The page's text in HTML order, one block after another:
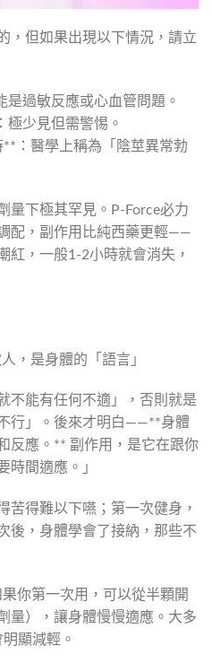
，但如果出現以下情況，請立
過敏反應或心血管問題。
少見但需警惕。
：醫學上稱為「陰莖異常勃
量下極其罕見。P-Force必力
配，副作用比純西藥更輕——
紅，一般1-2小時就會消失，
，是身體的「語言」
不能有任何不適」，否則就是
行」。後來才明白——**身體
反應。** 副作用，是它在跟你
時間適應。」
苦得難以下嚥；第一次健身，
後，身體學會了接納，那些不
你第一次用，可以從半顆開
量），讓身體慢慢適應。大多
顯減輕。